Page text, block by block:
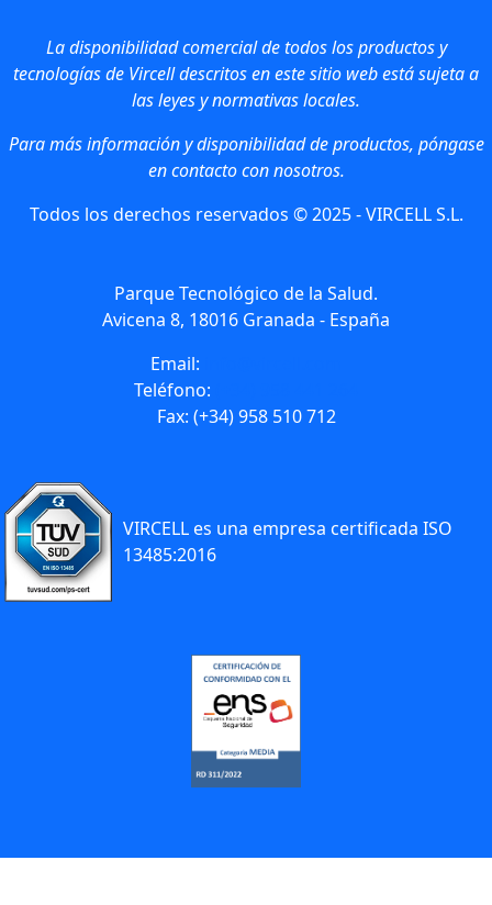
La disponibilidad comercial de todos los productos y
tecnologías de Vircell descritos en este sitio web está sujeta a
las leyes y normativas locales.
Para más información y disponibilidad de productos, póngase
en contacto con nosotros.
Todos los derechos reservados © 2025 - VIRCELL S.L.
Parque Tecnológico de la Salud.
Avicena 8, 18016 Granada - España
Email:
Teléfono:
Fax: (+34) 958 510 712
VIRCELL es una empresa certificada ISO
13485:2016